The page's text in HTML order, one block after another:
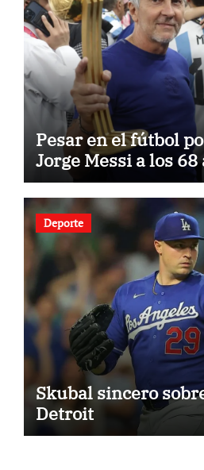
Pesar en el fútbol
Jorge Messi a los 68
Deporte
Skubal sincero
Detroit